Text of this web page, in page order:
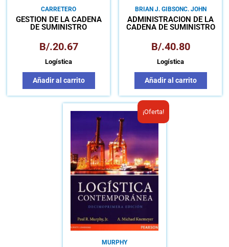
CARRETERO
GESTIÓN DE LA CADENA
DE SUMINISTRO
B/.20.67
Logística
Añadir al carrito
BRIAN J. GIBSONC. JOHN
LANGLEY JR.JOHN J.
COYLEROBERT A. NOVACK
ADMINISTRACIÓN DE LA
CADENA DE SUMINISTRO
LOGÍSTICA
B/.40.80
Logística
Añadir al carrito
¡Oferta!
MURPHY
El
precio
original
era:
B/.33.55.
El
precio
actual
B/.23.00.